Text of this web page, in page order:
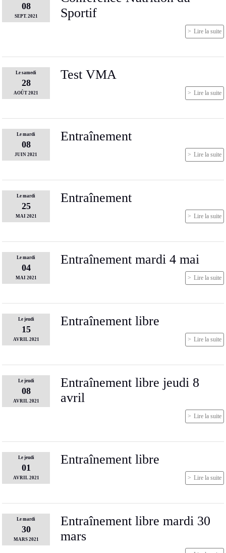
08
SEPT. 2021
Sportif
Lire la suite
Le samedi
28
AOÛT 2021
Test VMA
Lire la suite
Le mardi
08
JUIN 2021
Entraînement
Lire la suite
Le mardi
25
MAI 2021
Entraînement
Lire la suite
Le mardi
04
MAI 2021
Entraînement mardi 4 mai
Lire la suite
Le jeudi
15
AVRIL 2021
Entraînement libre
Lire la suite
Le jeudi
08
AVRIL 2021
Entraînement libre jeudi 8
avril
Lire la suite
Le jeudi
01
AVRIL 2021
Entraînement libre
Lire la suite
Le mardi
30
MARS 2021
Entraînement libre mardi 30
mars